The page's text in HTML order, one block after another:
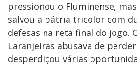
pressionou o Fluminense,
salvou a pátria tricolor com
defesas na reta final do jogo.
Laranjeiras abusava de
desperdiçou várias